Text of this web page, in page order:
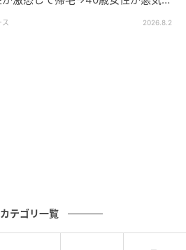
、特別な美人でもスキルがある
客様から恋愛相談を受け、ア
2026.8.2
カテゴリ一覧